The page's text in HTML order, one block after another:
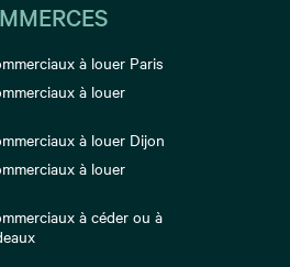
à louer Paris
à louer
à louer Dijon
à louer
à céder ou à